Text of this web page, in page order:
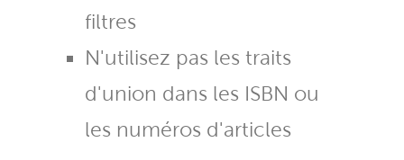
filtres
N'utilisez pas les traits
d'union dans les ISBN ou
les numéros d'articles